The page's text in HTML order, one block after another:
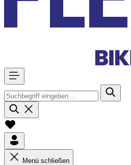
Menü schließen